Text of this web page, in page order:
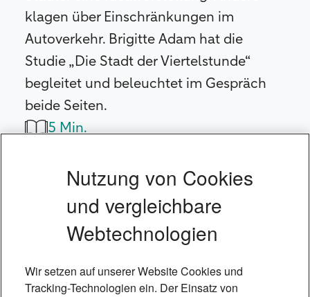
klagen über Einschränkungen im
Autoverkehr. Brigitte Adam hat die
Studie „Die Stadt der Viertelstunde“
begleitet und beleuchtet im Gespräch
beide Seiten.
5 Min.
Nutzung von Cookies
und vergleichbare
Webtechnologien
Wir setzen auf unserer Website Cookies und
Tracking-Technologien ein. Der Einsatz von